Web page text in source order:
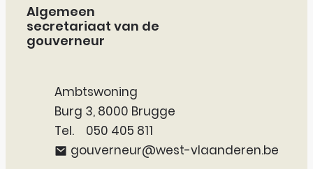
Contact & openingsuren
Algemeen
secretariaat van de
gouverneur
AdresAmbtswoning
Burg 3 ,8000 Brugge
050 405 811
E-mail gouverneur@west-vlaanderen.be